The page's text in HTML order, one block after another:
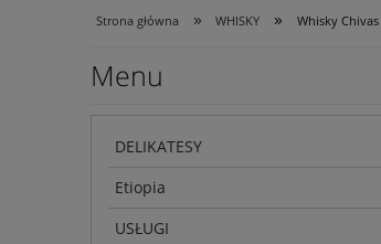
Strona główna » WHISKY » Whisky Chivas
Menu
DELIKATESY
Etiopia
USŁUGI